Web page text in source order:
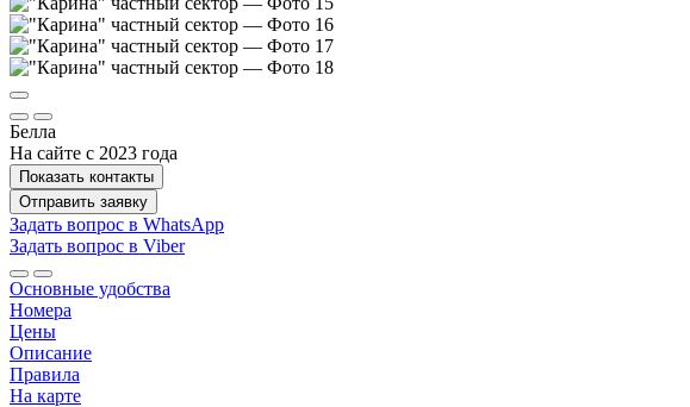
Белла
На сайте с 2023 года
Показать контакты
Отправить заявку
Задать вопрос в WhatsApp
Задать вопрос в Viber
Основные удобства
Номера
Цены
Описание
Правила
На карте